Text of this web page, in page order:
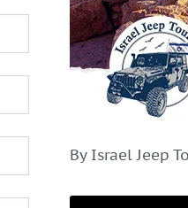
By Israel Jeep